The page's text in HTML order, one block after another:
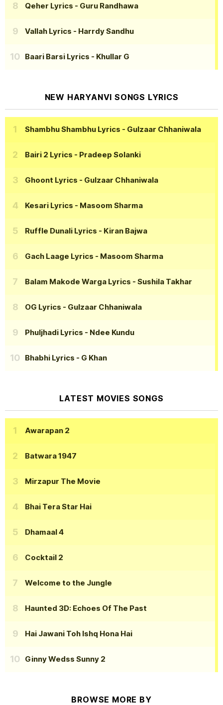
Qeher Lyrics - Guru Randhawa
Vallah Lyrics - Harrdy Sandhu
Baari Barsi Lyrics - Khullar G
NEW HARYANVI SONGS LYRICS
Shambhu Shambhu Lyrics - Gulzaar Chhaniwala
Bairi 2 Lyrics - Pradeep Solanki
Ghoont Lyrics - Gulzaar Chhaniwala
Kesari Lyrics - Masoom Sharma
Ruffle Dunali Lyrics - Kiran Bajwa
Gach Laage Lyrics - Masoom Sharma
Balam Makode Warga Lyrics - Sushila Takhar
OG Lyrics - Gulzaar Chhaniwala
Phuljhadi Lyrics - Ndee Kundu
Bhabhi Lyrics - G Khan
LATEST MOVIES SONGS
Awarapan 2
Batwara 1947
Mirzapur The Movie
Bhai Tera Star Hai
Dhamaal 4
Cocktail 2
Welcome to the Jungle
Haunted 3D: Echoes Of The Past
Hai Jawani Toh Ishq Hona Hai
Ginny Wedss Sunny 2
BROWSE MORE BY